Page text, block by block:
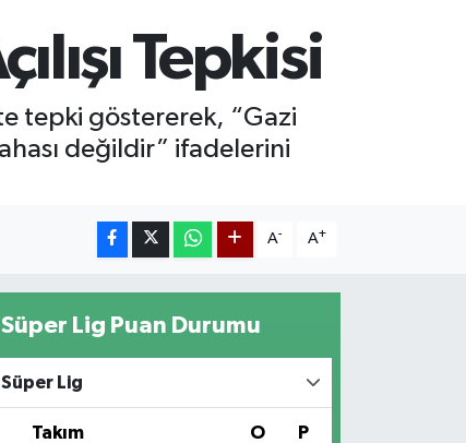
Tepkisi
tepki göstererek, “Gazi
değildir” ifadelerini
A- A+
Süper Lig Puan Durumu
Süper Lig
Takım O P